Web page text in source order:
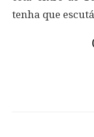
tenha que